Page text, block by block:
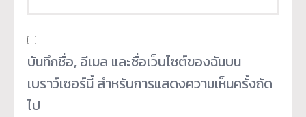
บันทึกชื่อ, อีเมล และชื่อเว็บไซต์ของฉันบน
เบราว์เซอร์นี้ สำหรับการแสดงความเห็นครั้งถัด
ไป